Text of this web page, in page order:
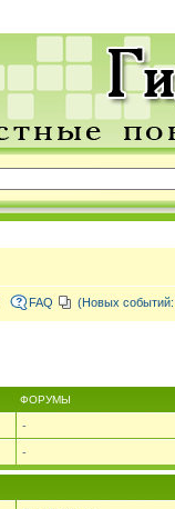
FAQ (Новых событий:
ФОРУМЫ
-
-